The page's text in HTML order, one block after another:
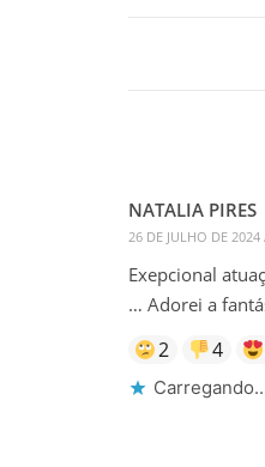
NATALIA PIRES
26 DE JULHO DE 2024
Exepcional
… Adorei a
2 4